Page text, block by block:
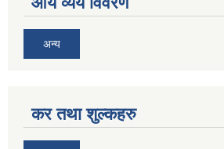
अन्य
कर तथा शुल्कहरु